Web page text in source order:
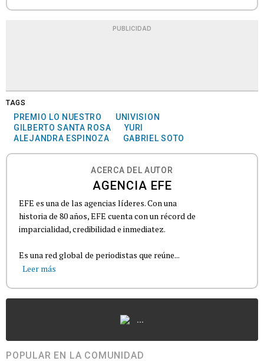
PUBLICIDAD
TAGS
PREMIO LO NUESTRO
UNIVISION
GILBERTO SANTA ROSA
YURI
ALEJANDRA ESPINOZA
GABRIEL SOTO
ACERCA DEL AUTOR
AGENCIA EFE
EFE es una de las agencias líderes. Con una
historia de 80 años, EFE cuenta con un récord de
imparcialidad, credibilidad e inmediatez.
Es una red global de periodistas que reúne...
Leer más
...
POPULAR EN LA COMUNIDAD